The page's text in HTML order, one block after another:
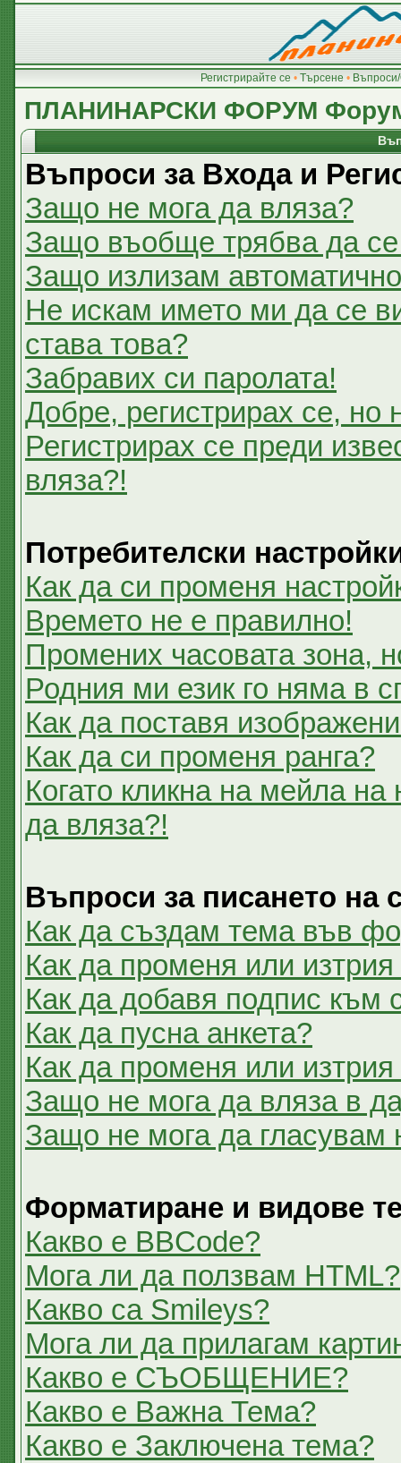
Регистрирайте се • Търсене •
ПЛАНИНАРСКИ ФОРУМ
Въпроси за Входа и
Защо не мога да вляза?
Защо въобще трябва да се
Защо излизам
Не искам името ми да се
става това?
Забравих си паролата!
Добре, регистрирах се, но
Регистрирах се преди
вляза?!
Потребителски
Как да си променя
Времето не е правилно!
Промених часовата зона,
Родния ми език го няма в
Как да поставя
Как да си променя ранга?
Когато кликна на мейла
да вляза?!
Въпроси за писането на
Как да създам тема във
Как да променя или
Как да добавя подпис към
Как да пусна анкета?
Как да променя или изтрия
Защо не мога да вляза в
Защо не мога да гласувам
Форматиране и видове
Какво е BBCode?
Мога ли да ползвам HTML?
Какво са Smileys?
Мога ли да прилагам
Какво е СЪОБЩЕНИЕ?
Какво е Важна Тема?
Какво е Заключена тема?